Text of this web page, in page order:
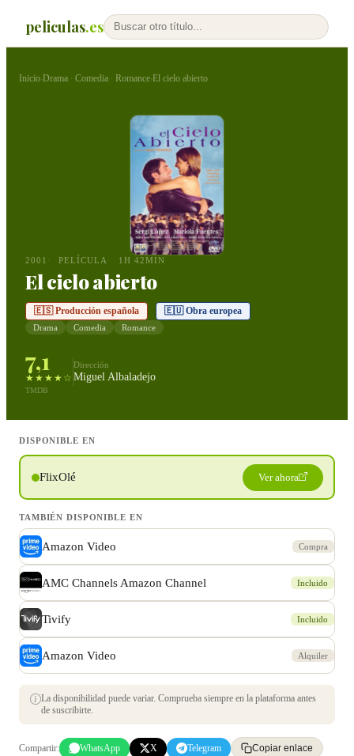
peliculas.es
Inicio›Drama · Comedia · Romance›El cielo abierto
2001 PELÍCULA 1H 42MIN
El cielo abierto
🇪🇸 Producción española 🇪🇺 Obra europea
Drama Comedia Romance
7,1
★★★★☆
TMDB
Dirección
Miguel Albaladejo
DISPONIBLE EN
FlixOlé Ver ahora
TAMBIÉN DISPONIBLE EN
Amazon Video Compra
AMC Channels Amazon Channel Incluido
Tivify Incluido
Amazon Video Alquiler
La disponibilidad puede variar. Comprueba siempre en la plataforma antes
de suscribirte.
Compartir: WhatsApp X Telegram Copiar enlace